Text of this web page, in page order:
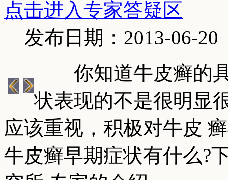
点击进入专家答疑区
发布日期：2013-06-20
你知道牛皮癣的具
状表现的不是很明显
应该重视，积极对牛皮
牛皮癣早期症状有什么?